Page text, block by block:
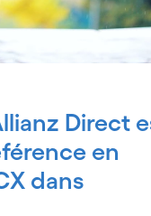
Direct
en
dans